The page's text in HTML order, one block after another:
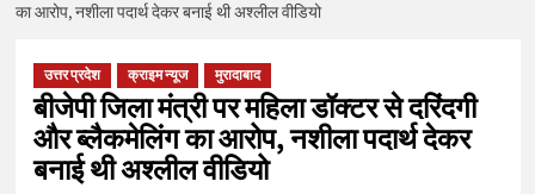
का आरोप, नशीला पदार्थ देकर बनाई थी अश्लील वीडियो
उत्तर प्रदेश क्राइम न्यूज मुरादाबाद
बीजेपी जिला मंत्री पर महिला डॉक्टर से दरिंदगी
और ब्लैकमेलिंग का आरोप, नशीला पदार्थ देकर
बनाई थी अश्लील वीडियो